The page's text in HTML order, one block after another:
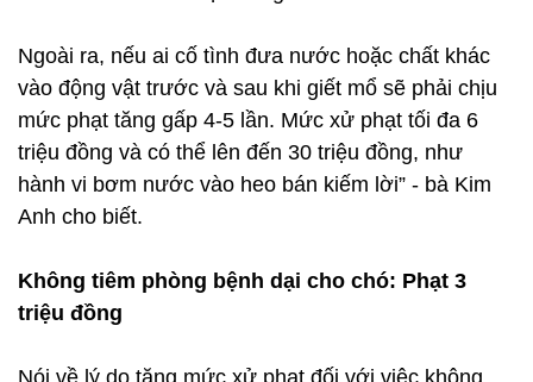
Ngoài ra, nếu ai cố tình đưa nước hoặc chất khác
vào động vật trước và sau khi giết mổ sẽ phải chịu
mức phạt tăng gấp 4-5 lần. Mức xử phạt tối đa 6
triệu đồng và có thể lên đến 30 triệu đồng, như
hành vi bơm nước vào heo bán kiếm lời” - bà Kim
Anh cho biết.
Không tiêm phòng bệnh dại cho chó: Phạt 3
triệu đồng
Nói về lý do tăng mức xử phạt đối với việc không